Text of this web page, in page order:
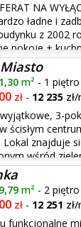
NA
ładne i
z 2002
pokoje +
i malowaniu,
m² - 1
zł - 12 235 zł/
3-
ścisłym
znajduje
wśród
sąsiaduje z
m² - 2
zł - 12 251 zł/
funkcjonalne